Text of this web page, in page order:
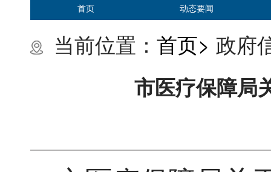
首页 动态要闻
当前位置： 首页> 政府
市医疗保障局